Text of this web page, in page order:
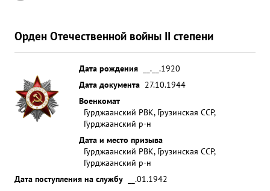
Орден Отечественной войны II степени
Дата рождения
__.__.1920
Дата документа 27.10.1944
Военкомат
Гурджаанский РВК, Грузинская ССР,
Гурджаанский р-н
Дата и место призыва
Гурджаанский РВК, Грузинская ССР,
Гурджаанский р-н
Дата поступления на службу
__.01.1942